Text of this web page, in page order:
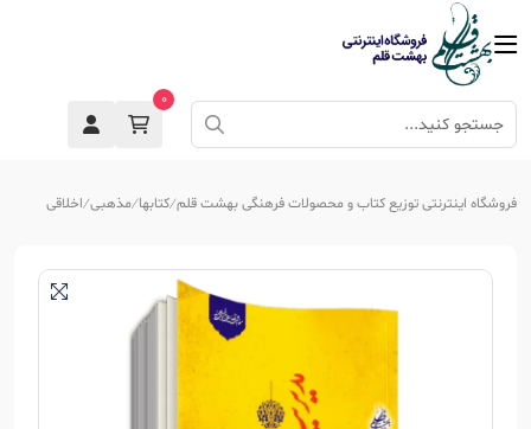
0
فروشگاه اینترنتی توزیع کتاب و محصولات فرهنگی بهشت قلم کتابها مذهبی اخلاقی